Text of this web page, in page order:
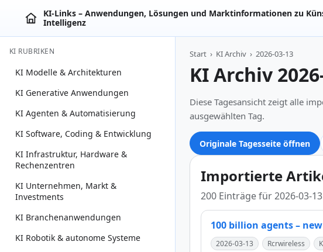
KI‑Links – Anwendungen, Lösungen und Marktinformationen zu
Intelligenz
KI RUBRIKEN
KI Modelle & Architekturen
KI Generative Anwendungen
KI Agenten & Automatisierung
KI Software, Coding & Entwicklung
KI Infrastruktur, Hardware &
Rechenzentren
KI Unternehmen, Markt &
Investments
KI Branchenanwendungen
KI Robotik & autonome Systeme
Start › KI Archiv › 2026-03-13
KI Archiv
Diese Tagesansicht zeigt alle
ausgewählten Tag.
Originale Tagesseite öffnen
Importierte
200 Einträge für 2026-03-
100 billion agents –
2026-03-13 Rcrwireless